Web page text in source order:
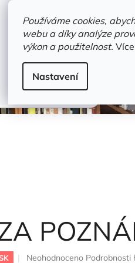
Používáme cookies,
webu a díky analýze
výkon a použitelnost.
Nastavení
Novinky Trvalky a
literatura
Radunská Irina
Průměrné
Neohodnoceno Podrobnosti